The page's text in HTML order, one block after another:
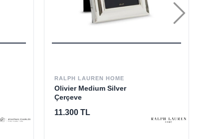
RALPH LAUREN HOME
Olivier Medium Silver
Çerçeve
11.300 TL